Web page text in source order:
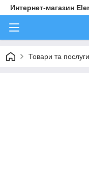
Интернет-магазин
Товари та послуги